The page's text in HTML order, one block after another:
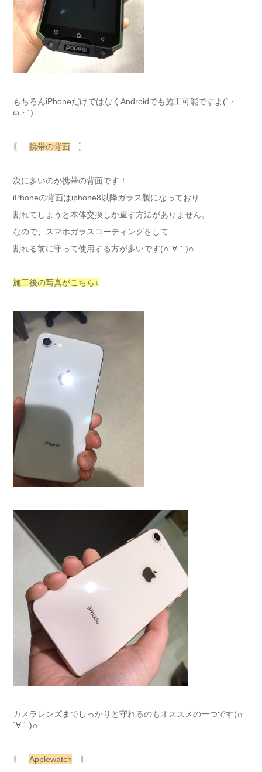
もちろんiPhoneだけではなくAndroidでも施工可能ですよ(`・
ω・´)
〖 携帯の背面〗
次に多いのが携帯の背面です！
iPhoneの背面はiphone8以降ガラス製になっており
割れてしまうと本体交換しか直す方法がありません。
なので、スマホガラスコーティングをして
割れる前に守って使用する方が多いです(∩´∀｀)∩
施工後の写真がこちら↓
カメラレンズまでしっかりと守れるのもオススメの一つです(∩
´∀｀)∩
〖 Applewatch 〗